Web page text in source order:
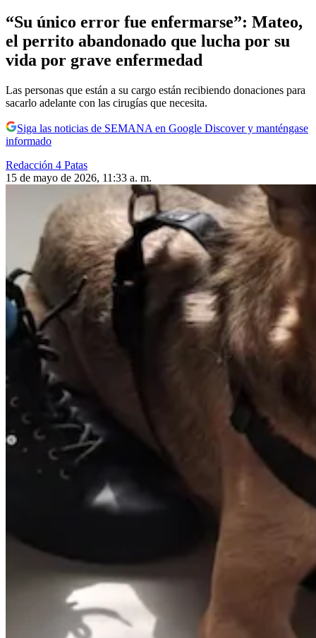
“Su único error fue enfermarse”: Mateo,
el perrito abandonado que lucha por su
vida por grave enfermedad
Las personas que están a su cargo están recibiendo donaciones para
sacarlo adelante con las cirugías que necesita.
Siga las noticias de SEMANA en Google Discover y manténgase
informado
Redacción 4 Patas
15 de mayo de 2026, 11:33 a. m.